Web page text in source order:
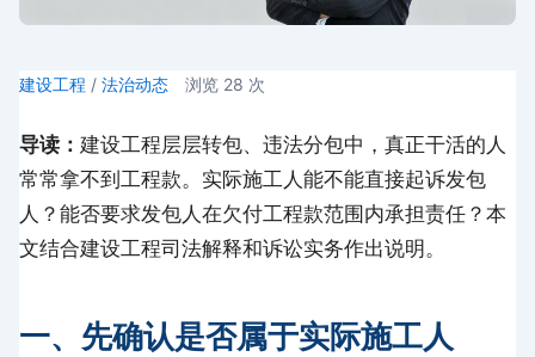
建设工程 / 法治动态 浏览 28 次
导读： 建设工程层层转包、违法分包中，真正干活的人
常常拿不到工程款。实际施工人能不能直接起诉发包
人？能否要求发包人在欠付工程款范围内承担责任？本
文结合建设工程司法解释和诉讼实务作出说明。
一、先确认是否属于实际施工人